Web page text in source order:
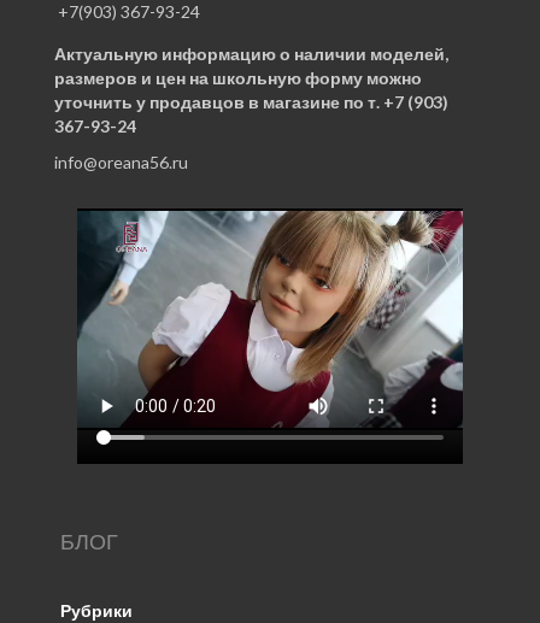
+7(903) 367-93-24
Актуальную информацию о наличии моделей,
размеров и цен на школьную форму можно
уточнить у продавцов в магазине по т. +7 (903)
367-93-24
info@oreana56.ru
БЛОГ
Рубрики